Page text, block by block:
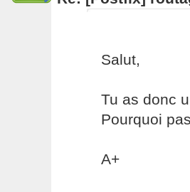
Salut,
Tu as donc
Pourquoi
A+